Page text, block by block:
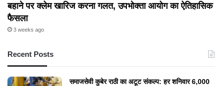
बहाने पर क्लेम खारिज करना गलत, उपभोक्ता आयोग का ऐतिहासिक
फैसला
3 weeks ago
Recent Posts
समाजसेवी कुबेर राठी का अटूट संकल्प: हर शनिवार 6,000